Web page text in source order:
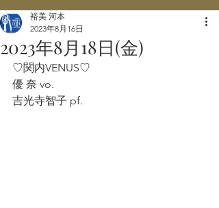
2023年8月18日(金)
裕美 河本
2023年8月16日
♡関内VENUS♡
優 奈 vo.
吉光寺智子 pf.